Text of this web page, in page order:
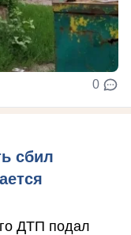
0
сбил
ДТП подал